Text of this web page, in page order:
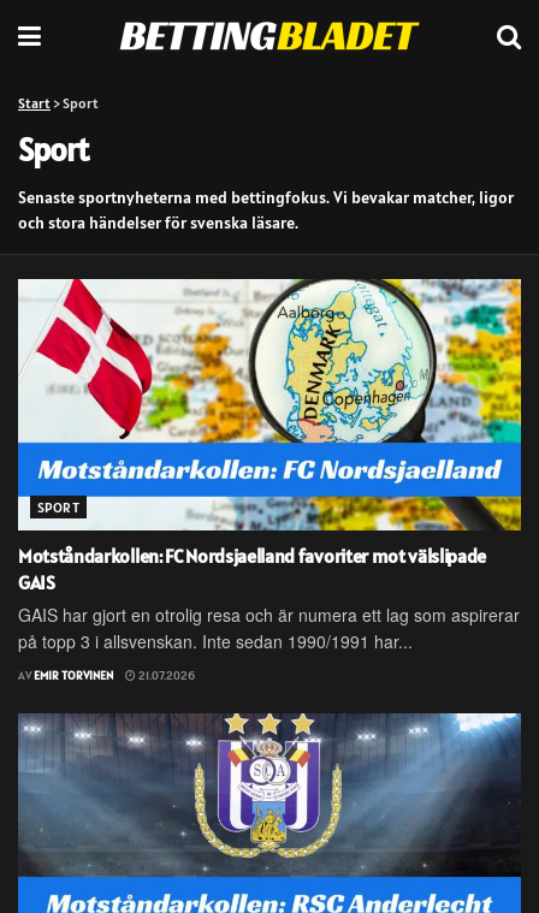
Start >Sport
Sport
Senaste sportnyheterna med bettingfokus. Vi bevakar matcher, ligor
och stora händelser för svenska läsare.
SPORT
Motståndarkollen: FC Nordsjaelland favoriter mot välslipade
GAIS
GAIS har gjort en otrolig resa och är numera ett lag som aspirerar
på topp 3 i allsvenskan. Inte sedan 1990/1991 har...
AVEMIR TORVINEN 21.07.2026